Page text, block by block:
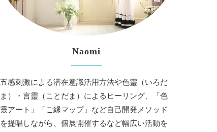
Naomi
五感刺激による潜在意識活用方法や色靈（いろだ
ま）・言靈（ことだま）によるヒーリング、「色
靈アート」「ご縁マップ」など自己開発メソッド
を提唱しながら、個展開催するなど幅広い活動を